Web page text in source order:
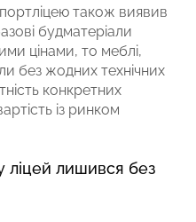
також виявив
будматеріали
цінами, то меблі,
без жодних технічних
конкретних
із ринком
ліцей лишився без